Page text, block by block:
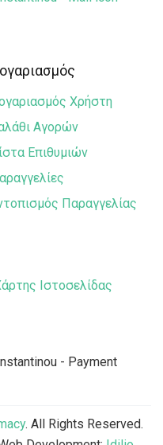
Χρήστη
Αγορών
Επιθυμιών
Παραγγελίας
Ιστοσελίδας
. All Rights Reserved.